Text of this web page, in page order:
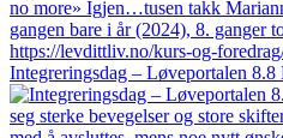
Integreringsdag – Løveportalen 8.8